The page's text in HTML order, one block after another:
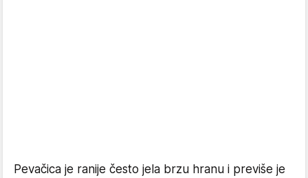
Pevačica je ranije često jela brzu hranu i previše je